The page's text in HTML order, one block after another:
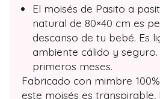
El moisés de Pasito a
natural de 80×40 cm es
descanso de tu bebé. Es
ambiente cálido y
primeros meses.
Fabricado con mimbre
este moisés es